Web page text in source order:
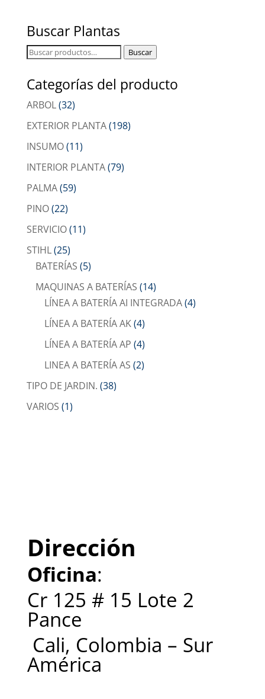
Buscar Plantas
Buscar
Buscar
Categorías del producto
ARBOL(32)
EXTERIOR PLANTA(198)
INSUMO(11)
INTERIOR PLANTA(79)
PALMA(59)
PINO(22)
SERVICIO(11)
STIHL(25)
BATERÍAS (5)
MAQUINAS A BATERÍAS (14)
LÍNEA A BATERÍA AI INTEGRADA(4)
LÍNEA A BATERÍA AK(4)
LÍNEA A BATERÍA AP (4)
LINEA A BATERÍA AS (2)
TIPO DE JARDIN. (38)
VARIOS (1)
Dirección
Oficina:
Cr 125 # 15 Lote 2
Pance
Cali, Colombia – Sur
América